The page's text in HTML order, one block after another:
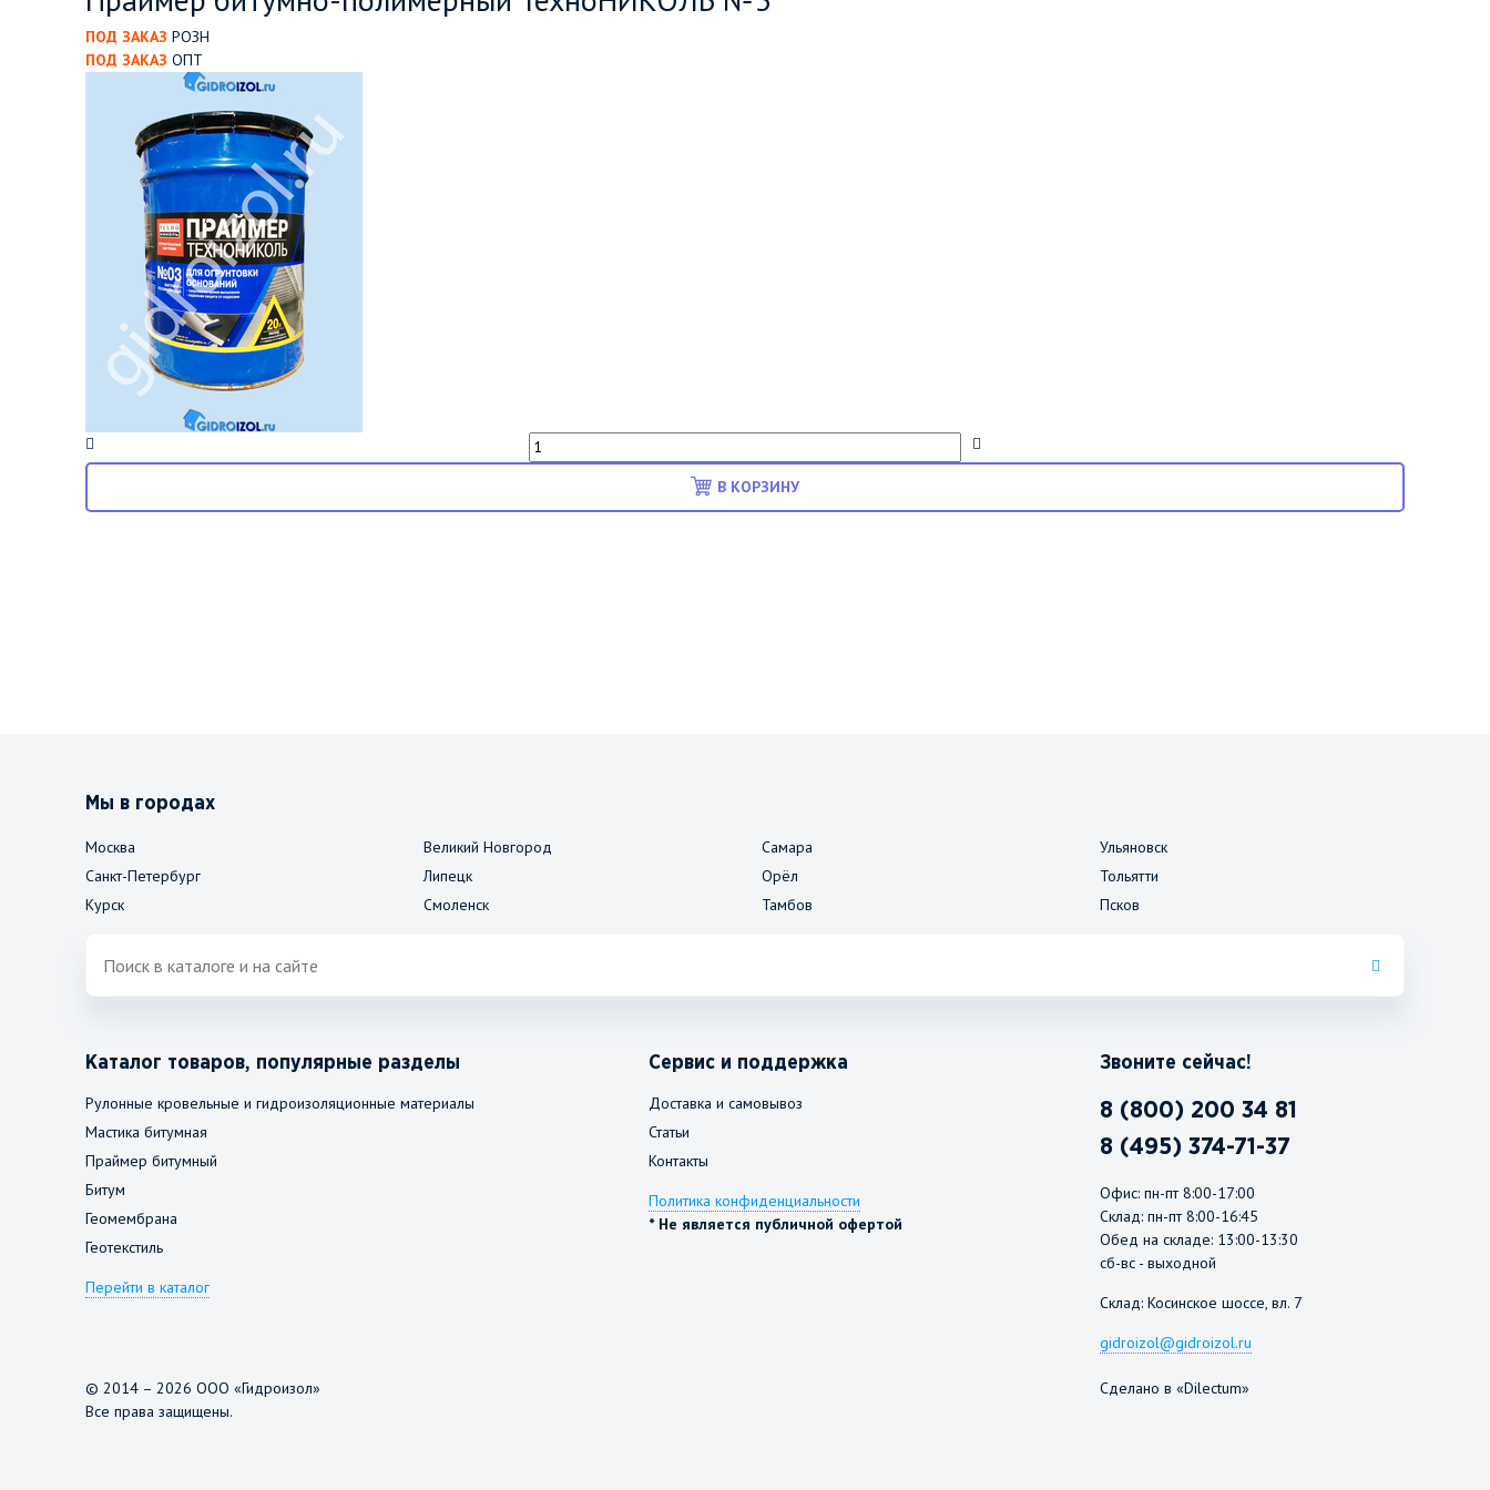
ПОД ЗАКАЗ РОЗН
ПОД ЗАКАЗ ОПТ
В КОРЗИНУ
Мы в городах
Москва
Санкт-Петербург
Курск
Великий Новгород
Липецк
Смоленск
Самара
Орёл
Тамбов
Ульяновск
Тольятти
Псков
Каталог товаров, популярные разделы
Рулонные кровельные и гидроизоляционные материалы
Мастика битумная
Праймер битумный
Битум
Геомембрана
Геотекстиль
Перейти в каталог
Сервис и поддержка
Доставка и самовывоз
Статьи
Контакты
Политика конфиденциальности
* Не является публичной офертой
Звоните сейчас!
8 (800) 200 34 81
8 (495) 374-71-37
Офис: пн-пт 8:00-17:00
Склад: пн-пт 8:00-16:45
Обед на складе: 13:00-13:30
сб-вс - выходной
Склад: Косинское шоссе, вл. 7
gidroizol@gidroizol.ru
© 2014 – 2026 ООО «Гидроизол»
Все права защищены.
Сделано в «Dilectum»